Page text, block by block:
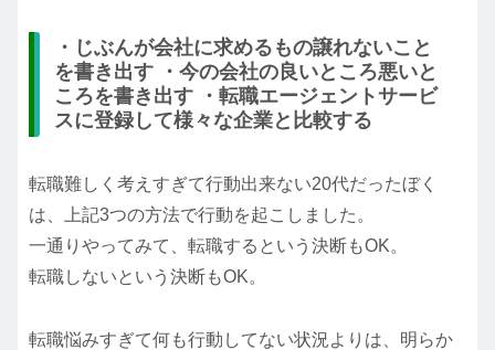
・じぶんが会社に求めるもの譲れないこと
を書き出す ・今の会社の良いところ悪いと
ころを書き出す ・転職エージェントサービ
スに登録して様々な企業と比較する
転職難しく考えすぎて行動出来ない20代だったぼく
は、上記3つの方法で行動を起こしました。
一通りやってみて、転職するという決断もOK。
転職しないという決断もOK。
転職悩みすぎて何も行動してない状況よりは、明らか